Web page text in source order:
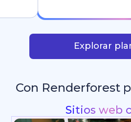
Explorar
Con Renderforest
Intros y